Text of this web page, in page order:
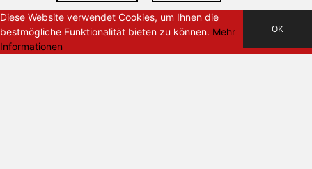
PARTNER
OK
Diese Website verwendet Cookies, um Ihnen die
bestmögliche Funktionalität bieten zu können. Mehr
Informationen